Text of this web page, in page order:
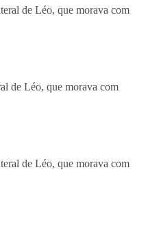
de Léo, que morava com